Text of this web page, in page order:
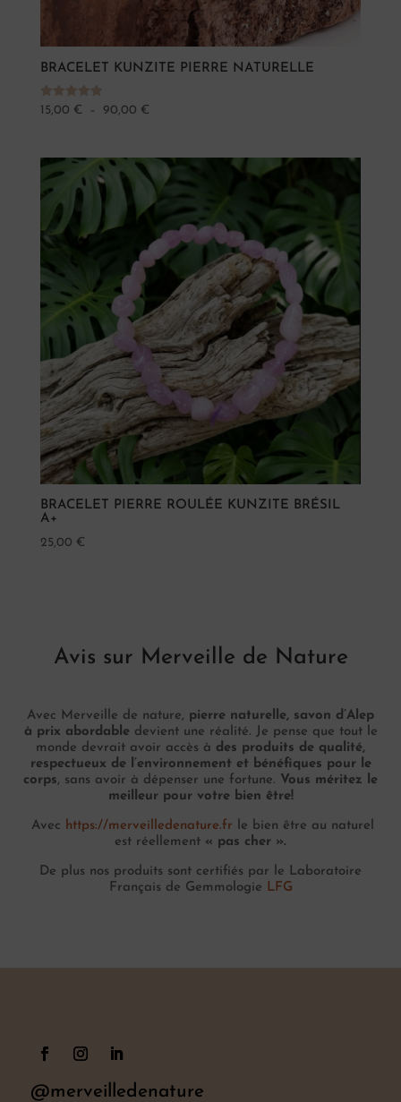
BRACELET KUNZITE PIERRE NATURELLE
Note
5.00
15,00 € – 90,00 €Plage
15,00 €
90,00 €
BRACELET PIERRE ROULÉE KUNZITE BRÉSIL
A+
25,00 €
Avis sur Merveille de Nature
Avec Merveille de nature, pierre naturelle, savon d’Alep
à prix abordabledevient une réalité. Je pense que tout le
monde devrait avoir accès à des produits de qualité,
respectueux de l’environnement et bénéfiques pour le
corps, sans avoir à dépenser une fortune. Vous méritez le
meilleur pour votre bien être!
Avec https://merveilledenature.fr le bien être au naturel
est réellement « pas cher ».
De plus nos produits sont certifiés par le Laboratoire
Français de Gemmologie LFG
@merveilledenature